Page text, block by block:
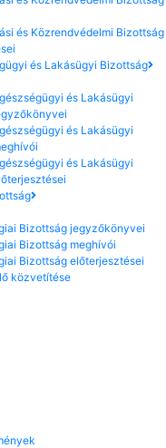
és Közrendvédelmi Bizottság
és Lakásügyi Bizottság
és Lakásügyi
és Lakásügyi
és Lakásügyi
Bizottság jegyzőkönyvei
Bizottság meghívói
Bizottság előterjesztései
közvetítése